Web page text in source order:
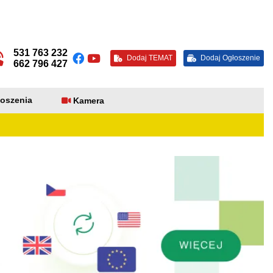
531 763 232
662 796 427
Dodaj TEMAT Dodaj Ogłoszenie
Kamera